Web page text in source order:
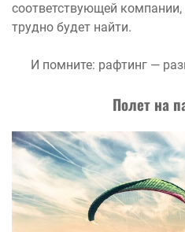
соответствующей
трудно будет найти.
И помните: рафтинг —
Полет на